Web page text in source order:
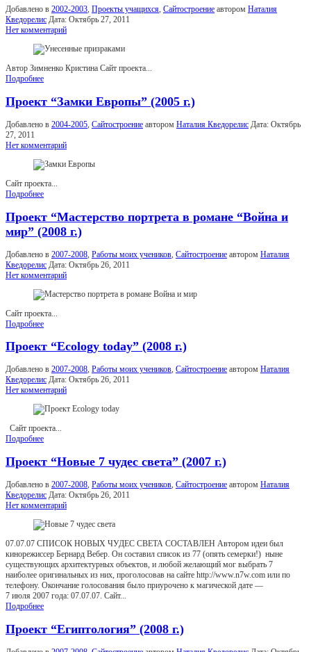
Добавлено в 2002-2003 Проекты учащихся Сайтостроение автором Наталия
Кведорелис Дата: Октябрь 27, 2011
Нет комментарий
Автор Зимненко Кристина Сайт проекта...
Подробнее
Проект “Замки Европы” (2005 г.)
Добавлено в 2004-2005 Сайтостроение автором Наталия Кведорелис Дата: Октябрь
27, 2011
Нет комментарий
Сайт проекта...
Подробнее
Проект “Мастерство портрета в романе “Война и
мир” (2008 г.)
Добавлено в 2007-2008 Работы моих учеников Сайтостроение автором Наталия
Кведорелис Дата: Октябрь 26, 2011
Нет комментарий
Сайт проекта...
Подробнее
Проект “Ecology today” (2008 г.)
Добавлено в 2007-2008, Работы моих учеников, Сайтостроение автором Наталия
Кведорелис Дата: Октябрь 26, 2011
Нет комментарий
Сайт проекта...
Подробнее
Проект “Новые 7 чудес света” (2007 г.)
Добавлено в 2007-2008, Работы моих учеников, Сайтостроение автором Наталия
Кведорелис Дата: Октябрь 26, 2011
Нет комментарий
07.07.07 CПИСОК НОВЫХ ЧУДЕС СВЕТА СОСТАВЛЕН Автором идеи был
кинорежиссер Бернард Вебер. Он составил список из 77 (опять семерки!) ныне
существующих архитектурных объектов, и любой желающий мог выбрать 7
наиболее оригинальных из них, проголосовав на сайте http://www.n7w.com или по
телефону. Окончание голосования было приурочено к магической дате —
7 июля 2007 года: 07.07.07. Сайт...
Подробнее
Проект “Египтология” (2008 г.)